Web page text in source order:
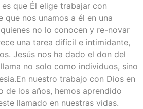
que Él elige trabajar con
que nos unamos a él en una
no lo conocen y re-novar
una tarea difícil e intimidante,
Jesús nos ha dado el don del
no solo como individuos, sino
nuestro trabajo con Dios en
de los años, hemos aprendido
llamado en nuestras vidas.